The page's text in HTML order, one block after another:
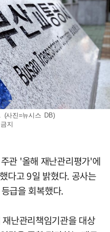
(사진=뉴시스 DB)
지
관 '올해 재난관리평가'에
다고 9일 밝혔다. 공사는
급을 회복했다.
난관리책임기관을 대상